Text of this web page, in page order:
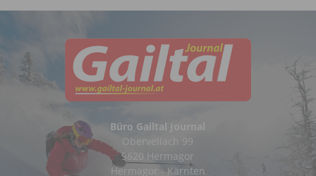
Büro Gailtal Journal
Obervellach 99
9620 Hermagor
Hermagor - Kärnten